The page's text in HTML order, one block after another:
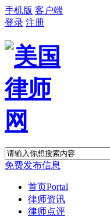
手机版 客户端
登录 注册
免费发布信息
首页Portal
律师资讯
律师点评